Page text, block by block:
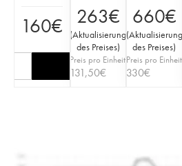
160€ 263€
(Aktualisierung
des Preises)
Preis pro Einheit
131,50€
660€
(Aktualisierung
des Preises)
Preis pro Einheit
330€